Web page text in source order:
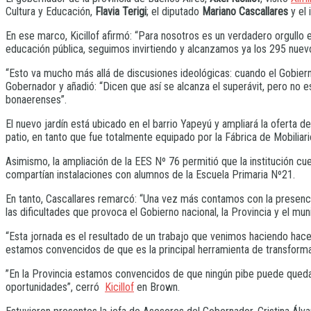
Cultura y Educación, Flavia Terigi; el diputado Mariano Cascallares y el
En ese marco, Kicillof afirmó: “Para nosotros es un verdadero
educación pública, seguimos invirtiendo y alcanzamos ya los 295
“Esto va mucho más allá de discusiones ideológicas: cuando el
Gobernador y añadió: “Dicen que así se alcanza el superávit, pero
bonaerenses”.
El nuevo jardín está ubicado en el barrio Yapeyú y ampliará la oferta
patio, en tanto que fue totalmente equipado por la Fábrica de
Asimismo, la ampliación de la EES Nº 76 permitió que la institución
compartían instalaciones con alumnos de la Escuela Primaria Nº21.
En tanto, Cascallares remarcó: “Una vez más contamos con la
las dificultades que provoca el Gobierno nacional, la Provincia y el
“Esta jornada es el resultado de un trabajo que venimos haciendo
estamos convencidos de que es la principal herramienta de
”En la Provincia estamos convencidos de que ningún pibe puede
oportunidades”, cerró Kicillof en Brown.